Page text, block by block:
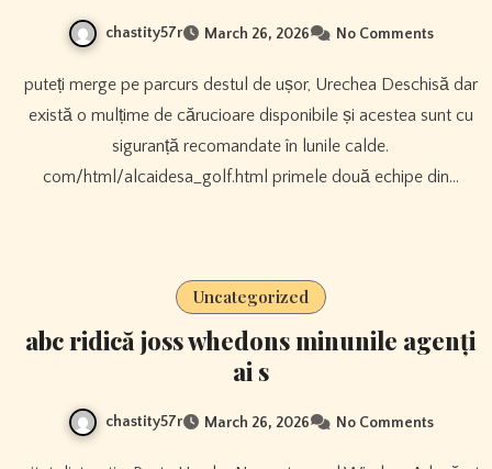
chastity57r March 26, 2026 No Comments
puteți merge pe parcurs destul de ușor, Urechea Deschisă dar
există o mulțime de cărucioare disponibile și acestea sunt cu
siguranță recomandate în lunile calde.
com/html/alcaidesa_golf.html primele două echipe din…
Uncategorized
abc ridică joss whedons minunile agenți
ai s
chastity57r March 26, 2026 No Comments